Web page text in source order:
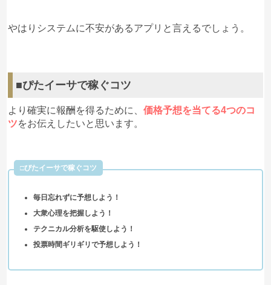
やはりシステムに不安があるアプリと言えるでしょう。
■ぴたイーサで稼ぐコツ
より確実に報酬を得るために、価格予想を当てる4つのコ
ツをお伝えしたいと思います。
□ぴたイーサで稼ぐコツ
毎日忘れずに予想しよう！
大衆心理を把握しよう！
テクニカル分析を駆使しよう！
投票時間ギリギリで予想しよう！